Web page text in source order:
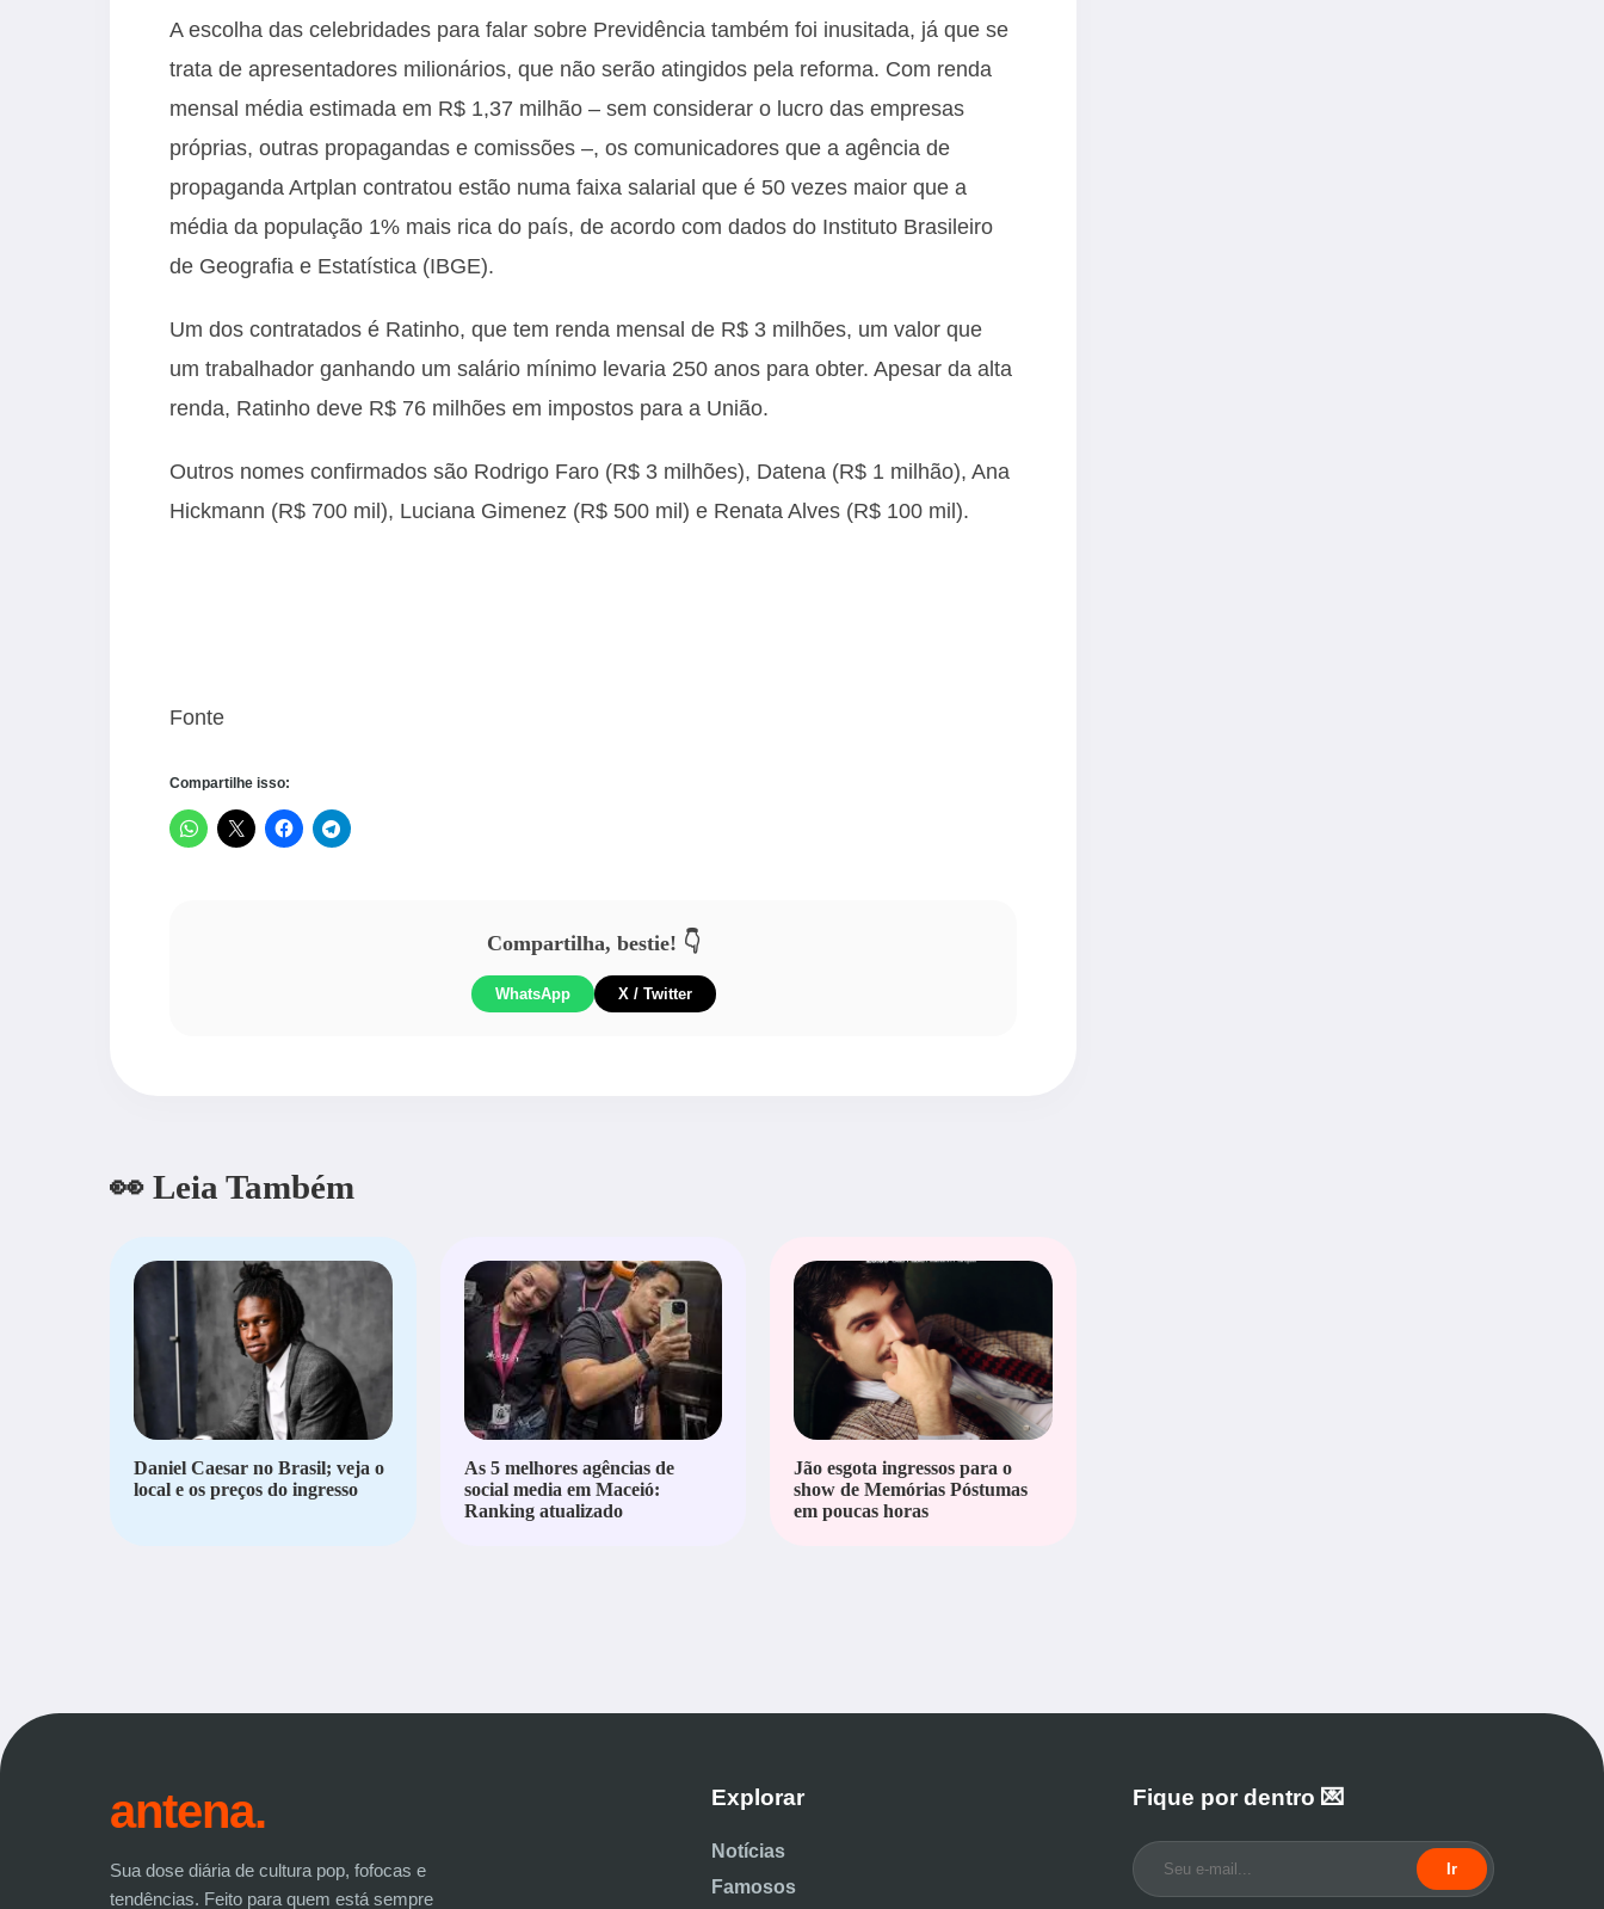
A escolha das celebridades para falar sobre Previdência também foi inusitada, já que se
trata de apresentadores milionários, que não serão atingidos pela reforma. Com renda
mensal média estimada em R$ 1,37 milhão – sem considerar o lucro das empresas
próprias, outras propagandas e comissões –, os comunicadores que a agência de
propaganda Artplan contratou estão numa faixa salarial que é 50 vezes maior que a
média da população 1% mais rica do país, de acordo com dados do Instituto Brasileiro
de Geografia e Estatística (IBGE).
Um dos contratados é Ratinho, que tem renda mensal de R$ 3 milhões, um valor que
um trabalhador ganhando um salário mínimo levaria 250 anos para obter. Apesar da alta
renda, Ratinho deve R$ 76 milhões em impostos para a União.
Outros nomes confirmados são Rodrigo Faro (R$ 3 milhões), Datena (R$ 1 milhão), Ana
Hickmann (R$ 700 mil), Luciana Gimenez (R$ 500 mil) e Renata Alves (R$ 100 mil).
Fonte
Compartilhe isso:
Compartilha, bestie! 👇
WhatsApp X / Twitter
👀 Leia Também
Daniel Caesar no Brasil; veja o
local e os preços do ingresso
As 5 melhores agências de
social media em Maceió:
Ranking atualizado
Jão esgota ingressos para o
show de Memórias Póstumas
em poucas horas
antena.
Sua dose diária de cultura pop, fofocas e
tendências. Feito para quem está sempre
Explorar
Notícias
Famosos
Fique por dentro 💌
Ir